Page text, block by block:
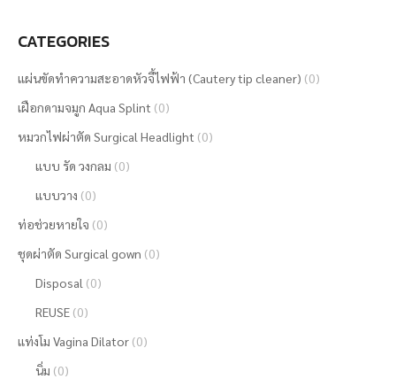
CATEGORIES
แผ่นขัดทำความสะอาดหัวจี้ไฟฟ้า (Cautery tip cleaner) (0)
เฝือกดามจมูก Aqua Splint (0)
หมวกไฟผ่าตัด Surgical Headlight (0)
แบบ รัด วงกลม (0)
แบบวาง (0)
ท่อช่วยหายใจ (0)
ชุดผ่าตัด Surgical gown (0)
Disposal (0)
REUSE (0)
แท่งโม Vagina Dilator (0)
นิ่ม (0)